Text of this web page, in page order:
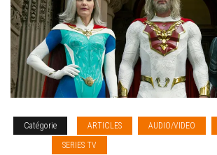
Catégorie ARTICLES AUDIO/VIDEO
SERIES TV